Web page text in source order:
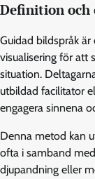
Definition och
Guidad bildspråk
visualisering för att
situation.
utbildad facilitator
engagera sinnena
Denna metod kan
ofta i samband
djupandning eller